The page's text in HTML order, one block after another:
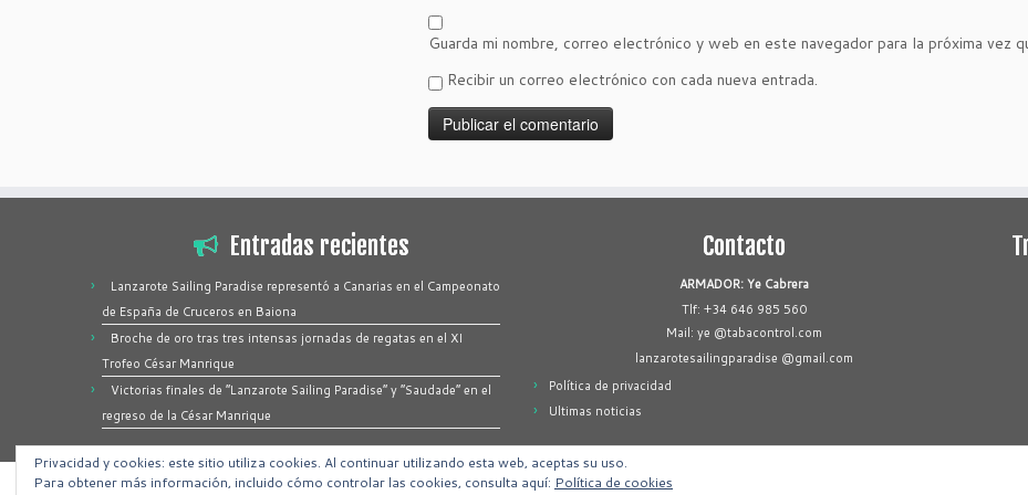
Guarda mi nombre, correo electrónico y web en este navegador para la próxima vez
Recibir un correo electrónico con cada nueva entrada.
Entradas recientes
Lanzarote Sailing Paradise representó a Canarias en el Campeonato
de España de Cruceros en Baiona
Broche de oro tras tres intensas jornadas de regatas en el XI
Trofeo César Manrique
Victorias finales de “Lanzarote Sailing Paradise” y “Saudade” en el
regreso de la César Manrique
Contacto
ARMADOR: Ye Cabrera
Tlf: +34 646 985 560
Mail: ye @tabacontrol.com
lanzarotesailingparadise @gmail.com
Política de privacidad
Ultimas noticias
·© 2026 Lanzarote Sailing Paradise
Privacidad y cookies: este sitio utiliza cookies. Al continuar utilizando esta web, aceptas su uso.
Para obtener más información, incluido cómo controlar las cookies, consulta aquí: Política de cookies